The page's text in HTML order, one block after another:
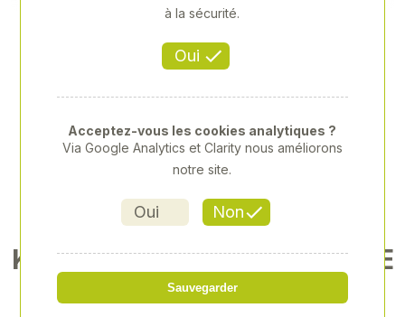
KIT DE DEMONTAGE AGRAFE
S DE PORTES 6PCE
Oui
à la sécurité.
Oui Non
Acceptez-vous les cookies analytiques ?
Via Google Analytics et Clarity nous améliorons
notre site.
Sauvegarder